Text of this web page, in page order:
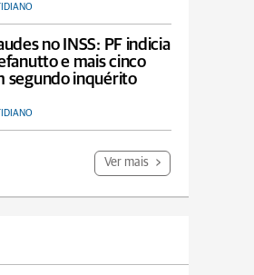
no INSS: PF indicia
e mais cinco
segundo inquérito
Ver mais